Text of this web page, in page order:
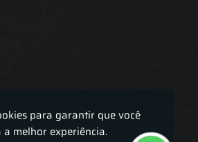
- Cortinas sob medidas e persianas
para garantir que você
a melhor experiência.